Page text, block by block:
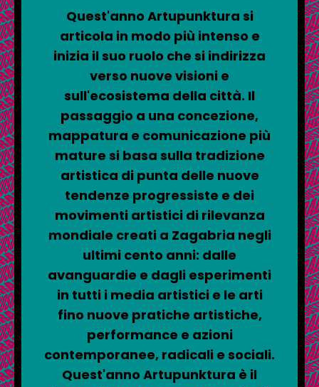
Quest'anno Artupunktura si
articola in modo più intenso e
inizia il suo ruolo che si indirizza
verso nuove visioni e
sull'ecosistema della città. Il
passaggio a una concezione,
mappatura e comunicazione più
mature si basa sulla tradizione
artistica di punta delle nuove
tendenze progressiste e dei
movimenti artistici di rilevanza
mondiale creati a Zagabria negli
ultimi cento anni: dalle
avanguardie e dagli esperimenti
in tutti i media artistici e le arti
fino nuove pratiche artistiche,
performance e azioni
contemporanee, radicali e sociali.
Quest'anno Artupunktura è il